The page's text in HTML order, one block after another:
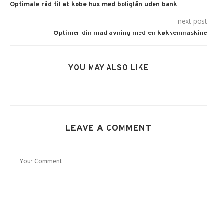
Optimale råd til at købe hus med boliglån uden bank
next post
Optimer din madlavning med en køkkenmaskine
YOU MAY ALSO LIKE
LEAVE A COMMENT